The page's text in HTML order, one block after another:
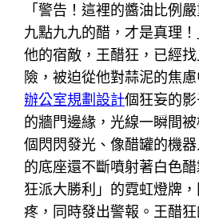
「警告！這裡的醬油比例
九點九九的醋，才是真理
他的宿敵，王醋狂，已經
險，被迫從他對蒜泥的焦
辦公室規劃設計個狂妄的
的牆門邊緣，光線一瞬間
個閃閃發光、像醋罐的機
的底座還不斷噴射著白色
狂派大勝利」的霓虹燈牌
疼，同時發出警報。王醋